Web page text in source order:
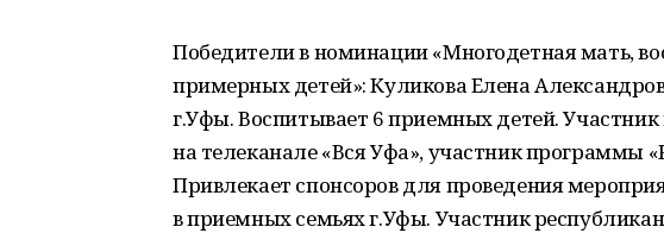
Победители в номинации «Многодетная мать,
примерных детей»: Куликова Елена
г.Уфы. Воспитывает 6 приемных детей.
на телеканале «Вся Уфа», участник программы
Привлекает спонсоров для проведения
в приемных семьях г.Уфы. Участник